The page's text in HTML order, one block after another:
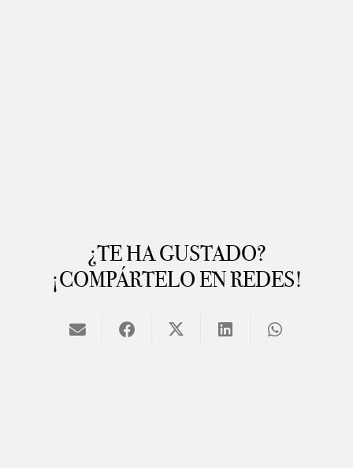
¿TE HA GUSTADO?
¡COMPÁRTELO EN REDES!